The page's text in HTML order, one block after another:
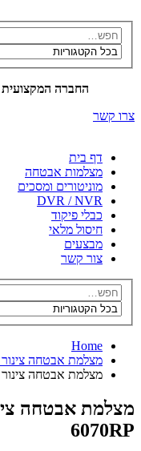
החברה
צרו קשר
דף בית
מצלמות אבטחה
מוניטורים ומסכים
DVR / NVR
כבלי פיקוד
חיסול מלאי
מבצעים
צור קשר
Home
מצלמת אבטחה צינור SAMSUNG QNO-6070RP
מצלמת אבטחה צינור SAMSUNG QNO-6070RP
6070RP